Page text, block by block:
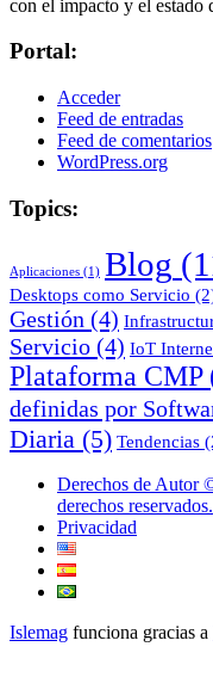
con el impacto y el estado
Portal:
Acceder
Feed de entradas
Feed de comentarios
WordPress.org
Topics:
Aplicaciones (1) Blog
Desktops como Servicio
Gestión (4)
Servicio (4) IoT
Plataforma CMP
definidas por
Diaria (5) Tendencias
Derechos de Autor
derechos reservados.
Privacidad
Islemag funciona gracias a